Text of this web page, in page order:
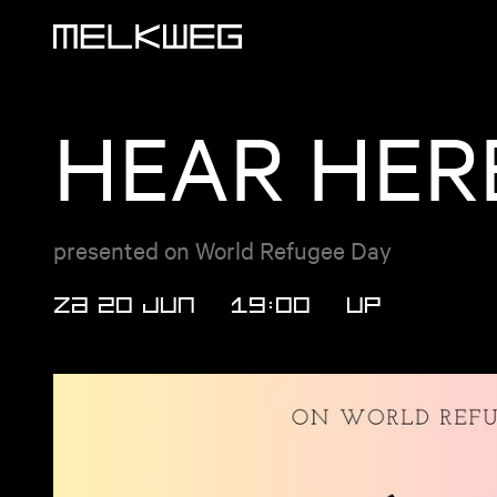
HEAR
presented on World Refugee Day
ZA 20 JUN 19:00 UP